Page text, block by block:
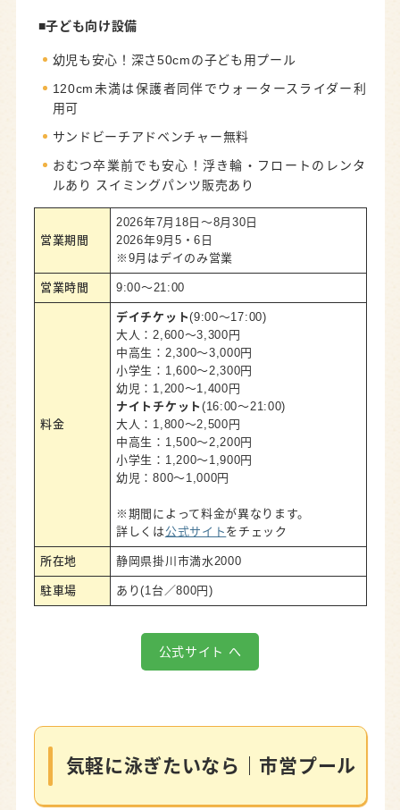
■子ども向け設備
幼児も安心！深さ50cmの子ども用プール
120cm未満は保護者同伴でウォータースライダー利
用可
サンドビーチアドベンチャー無料
おむつ卒業前でも安心！浮き輪・フロートのレンタ
ルあり スイミングパンツ販売あり
営業期間
2026年7月18日～8月30日
2026年9月5・6日
※9月はデイのみ営業
営業時間 9:00～21:00
料金
デイチケット(9:00～17:00)
大人：2,600～3,300円
中高生：2,300～3,000円
小学生：1,600～2,300円
幼児：1,200～1,400円
ナイトチケット (16:00～21:00)
大人：1,800～2,500円
中高生：1,500～2,200円
小学生：1,200～1,900円
幼児：800～1,000円
※期間によって料金が異なります。
詳しくは 公式サイト をチェック
所在地 静岡県掛川市満水2000
駐車場 あり(1台／800円)
公式サイト へ
気軽に泳ぎたいなら｜市営プール